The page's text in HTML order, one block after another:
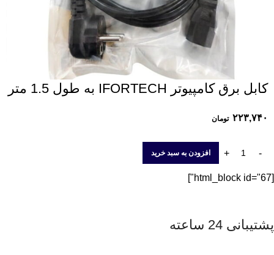
کابل برق کامپیوتر IFORTECH به طول 1.5 متر
۲۲۳,۷۴۰ تومان
افزودن به سبد خرید
[html_block id="67"]
پشتیبانی 24 ساعته